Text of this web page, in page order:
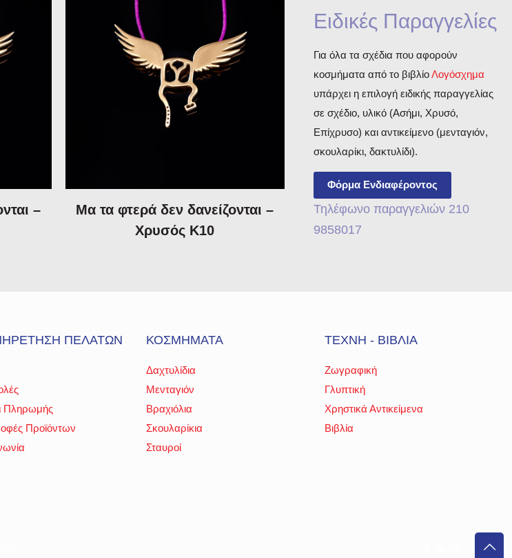
–
Μα τα φτερά δεν δανείζονται –
Χρυσός Κ10
Ειδικές Παραγγελίες
Για όλα τα σχέδια που αφορούν
κοσμήματα από το βιβλίοΛογόσχημα
υπάρχει η επιλογή ειδικής παραγγελίας
σε σχέδιο, υλικό (Ασήμι, Χρυσό,
Επίχρυσο) και αντικείμενο (μενταγιόν,
σκουλαρίκι, δακτυλίδι).
Φόρμα Ενδιαφέροντος
Τηλέφωνο παραγγελιών 210
9858017
ΠΕΛΑΤΩΝ
Πληρωμής
Προϊόντων
ΚΟΣΜΗΜΑΤΑ
Δαχτυλίδια
Μενταγιόν
Βραχιόλια
Σκουλαρίκια
Σταυροί
ΤΕΧΝΗ - ΒΙΒΛΙΑ
Ζωγραφική
Γλυπτική
Χρηστικά Αντικείμενα
Βιβλία